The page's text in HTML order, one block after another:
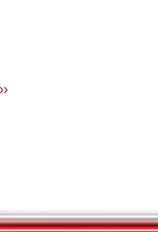
Наступна
››